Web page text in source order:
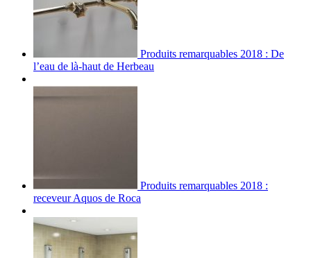
Produits remarquables 2018 : De
l’eau de là-haut de Herbeau
Produits remarquables 2018 :
receveur Aquos de Roca